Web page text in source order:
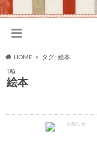
HOME タグ : 絵本
TAG
絵本
お知らせ